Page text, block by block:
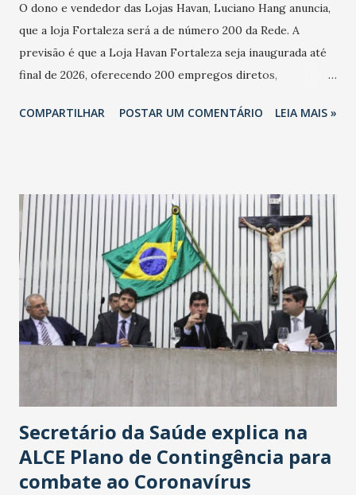
O dono e vendedor das Lojas Havan, Luciano Hang anuncia,
que a loja Fortaleza será a de número 200 da Rede. A
previsão é que a Loja Havan Fortaleza seja inaugurada até
final de 2026, oferecendo 200 empregos diretos,
Havan Fortaleza ainda não foi anunciada oficialmente, mas
COMPARTILHAR POSTAR UM COMENTÁRIO LEIA MAIS »
Secretário da Saúde explica na
ALCE Plano de Contingência para
combate ao Coronavírus